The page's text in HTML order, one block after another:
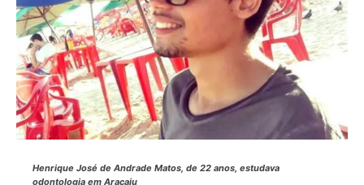
Henrique José de Andrade Matos, de 22 anos, estudava
odontologia em Aracaju